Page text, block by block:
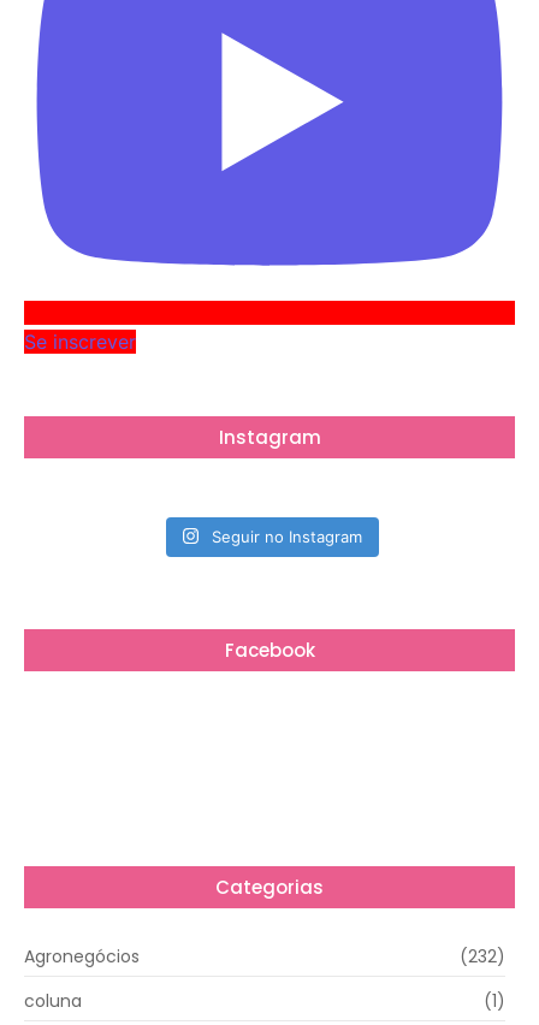
Se inscrever
Instagram
Seguir no Instagram
Facebook
Categorias
Agronegócios
(232)
coluna
(1)